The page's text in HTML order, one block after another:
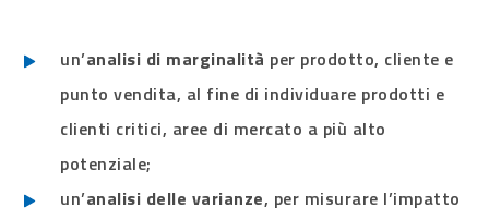
un’analisi di marginalità per prodotto, cliente e
punto vendita, al fine di individuare prodotti e
clienti critici, aree di mercato a più alto
potenziale;
un’analisi delle varianze, per misurare l’impatto